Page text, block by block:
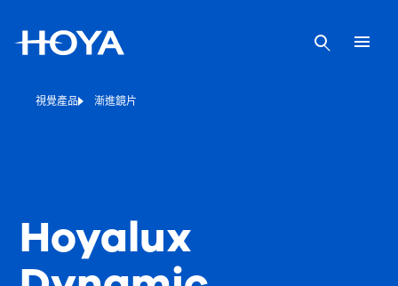
視覺產品 漸進鏡片
Hoyalux